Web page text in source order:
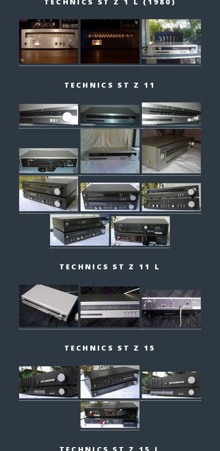
TECHNICS ST Z 11
TECHNICS ST Z 11 L
TECHNICS ST Z 15
TECHNICS ST Z 15 L